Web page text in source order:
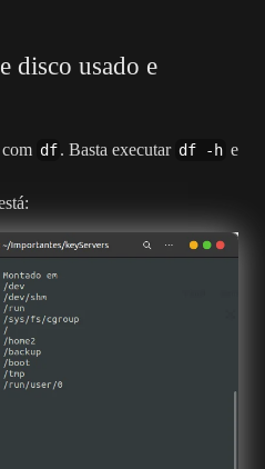
disco usado e
df . Basta executar df -h e